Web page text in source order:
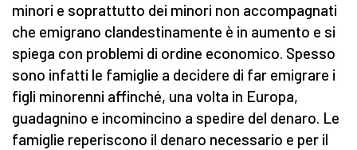
minori e soprattutto dei minori non accompagnati
che emigrano clandestinamente è in aumento e si
spiega con problemi di ordine economico. Spesso
sono infatti le famiglie a decidere di far emigrare i
figli minorenni affinché, una volta in Europa,
guadagnino e incomincino a spedire del denaro. Le
famiglie reperiscono il denaro necessario e per il